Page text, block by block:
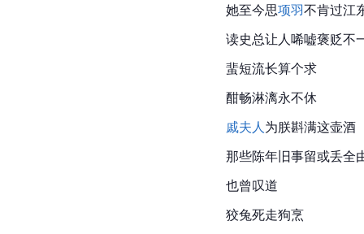
她至今思项羽不肯过江
读史总让人唏嘘褒贬不
蜚短流长算个求
酣畅淋漓永不休
戚夫人 为朕斟满这壶酒
那些陈年旧事留或丢全
也曾叹道
狡兔死走狗烹